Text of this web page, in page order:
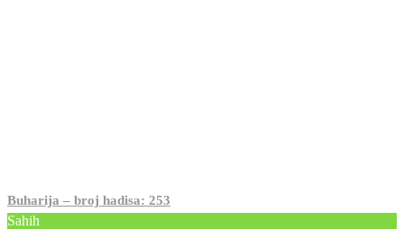
Buharija – broj hadisa: 253
Sahih